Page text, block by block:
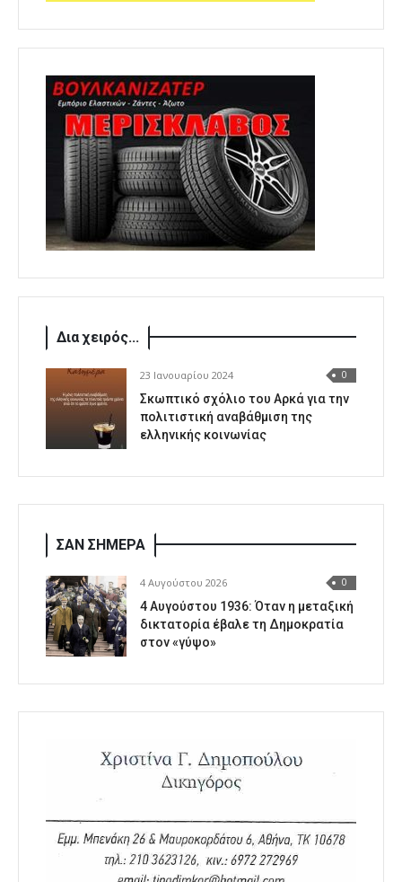
Δια χειρός...
23 Ιανουαρίου 2024 0
Σκωπτικό σχόλιο του Αρκά για την
πολιτιστική αναβάθμιση της
ελληνικής κοινωνίας
ΣΑΝ ΣΗΜΕΡΑ
4 Αυγούστου 2026 0
4 Αυγούστου 1936: Όταν η μεταξική
δικτατορία έβαλε τη Δημοκρατία
στον «γύψο»